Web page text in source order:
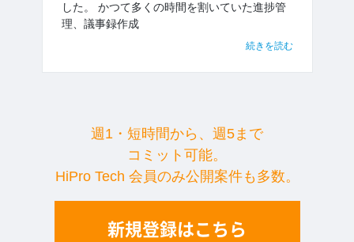
した。 かつて多くの時間を割いていた進捗管
理、議事録作成
続きを読む
週1・短時間から、週5まで
コミット可能。
HiPro Tech 会員のみ公開案件も多数。
新規登録はこちら